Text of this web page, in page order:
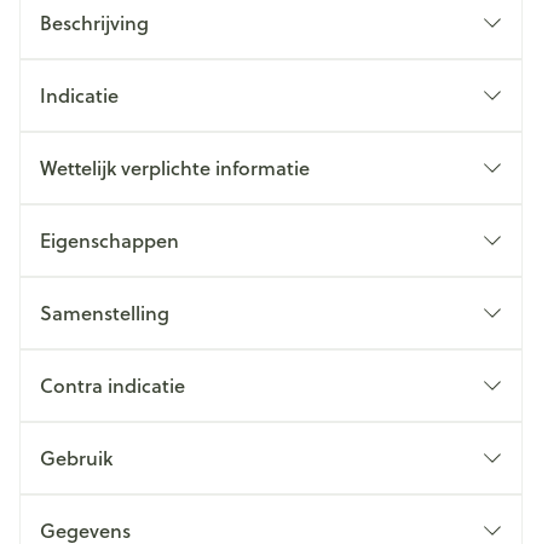
Beschrijving
Indicatie
Wettelijk verplichte informatie
Eigenschappen
Samenstelling
Contra indicatie
Gebruik
Gegevens